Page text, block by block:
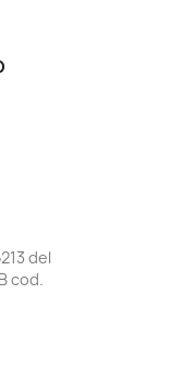
del
cod.